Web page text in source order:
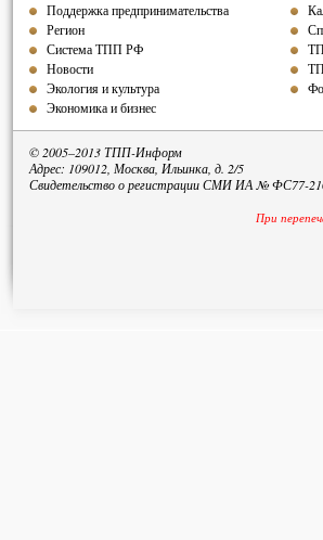
Поддержка предпринимательства
Регион
Система ТПП РФ
Новости
Экология и культура
Экономика и бизнес
© 2005–2013 ТПП-Информ
Адрес: 109012, Москва, Ильинка, д. 2/5
Свидетельство о регистрации СМИ ИА № ФС77-
При